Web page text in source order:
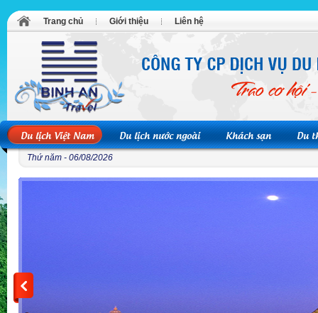
Trang chủ Giới thiệu Liên hệ
Du lịch Việt Nam Du lịch nước ngoài Khách sạn Du
Thứ năm - 06/08/2026